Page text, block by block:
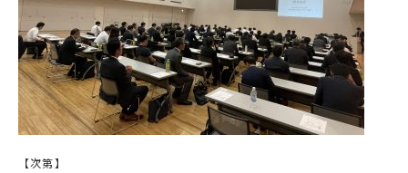
【次第】